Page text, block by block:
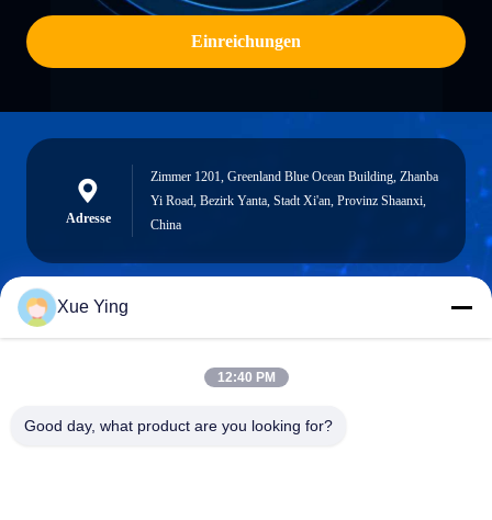
Einreichungen
Adresse
Zimmer 1201, Greenland Blue Ocean Building, Zhanba
Yi Road, Bezirk Yanta, Stadt Xi'an, Provinz Shaanxi,
China
sxcd-gyl@163.com
Xue Ying
12:40 PM
Good day, what product are you looking for?